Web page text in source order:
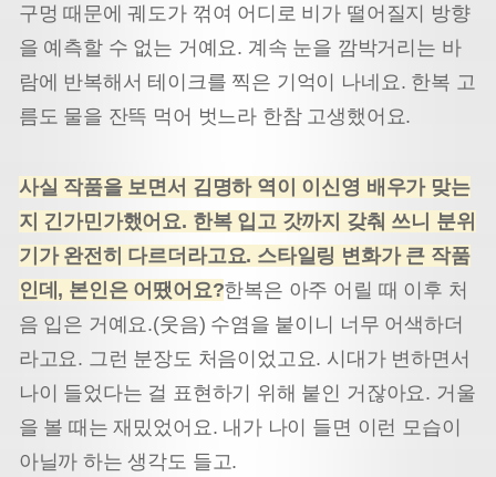
구멍 때문에 궤도가 꺾여 어디로 비가 떨어질지 방향
을 예측할 수 없는 거예요. 계속 눈을 깜박거리는 바
람에 반복해서 테이크를 찍은 기억이 나네요. 한복 고
름도 물을 잔뜩 먹어 벗느라 한참 고생했어요.
사실 작품을 보면서 김명하 역이 이신영 배우가 맞는
지 긴가민가했어요. 한복 입고 갓까지 갖춰 쓰니 분위
기가 완전히 다르더라고요. 스타일링 변화가 큰 작품
인데, 본인은 어땠어요?한복은 아주 어릴 때 이후 처
음 입은 거예요.(웃음) 수염을 붙이니 너무 어색하더
라고요. 그런 분장도 처음이었고요. 시대가 변하면서
나이 들었다는 걸 표현하기 위해 붙인 거잖아요. 거울
을 볼 때는 재밌었어요. 내가 나이 들면 이런 모습이
아닐까 하는 생각도 들고.